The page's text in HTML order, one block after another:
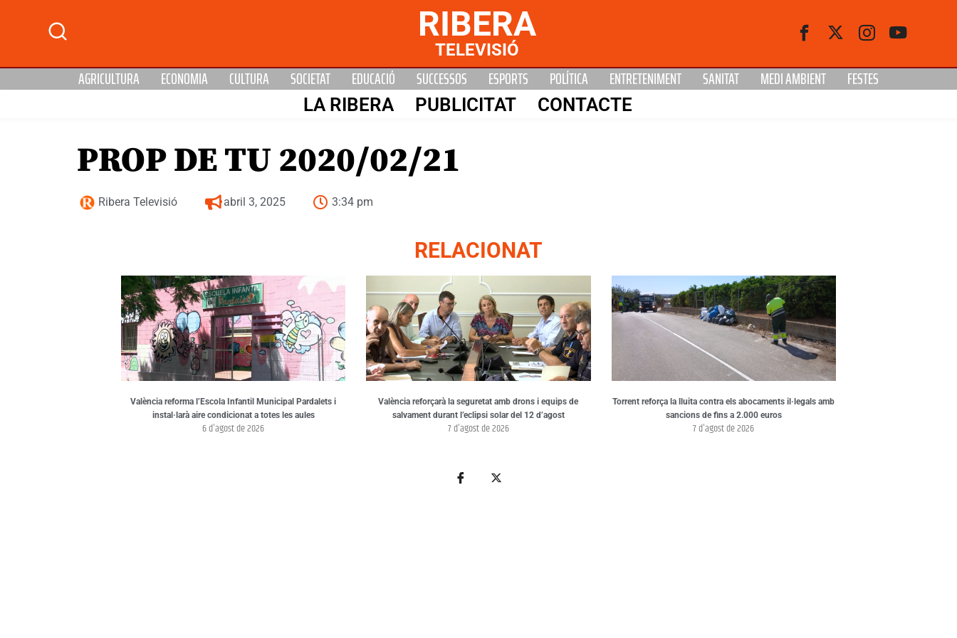
RIBERA
TELEVISIÓ
AGRICULTURA ECONOMIA CULTURA SOCIETAT EDUCACIÓ SUCCESSOS ESPORTS POLÍTICA ENTRETENIMENT SANITAT MEDI AMBIENT FESTES
LA RIBERA PUBLICITAT CONTACTE
PROP DE TU 2020/02/21
Ribera Televisió abril 3, 2025 3:34 pm
RELACIONAT
València reforma l’Escola Infantil Municipal Pardalets i
instal·larà aire condicionat a totes les aules
6 d'agost de 2026
València reforçarà la seguretat amb drons i equips de
salvament durant l’eclipsi solar del 12 d’agost
7 d'agost de 2026
Torrent reforça la lluita contra els abocaments il·legals amb
sancions de fins a 2.000 euros
7 d'agost de 2026